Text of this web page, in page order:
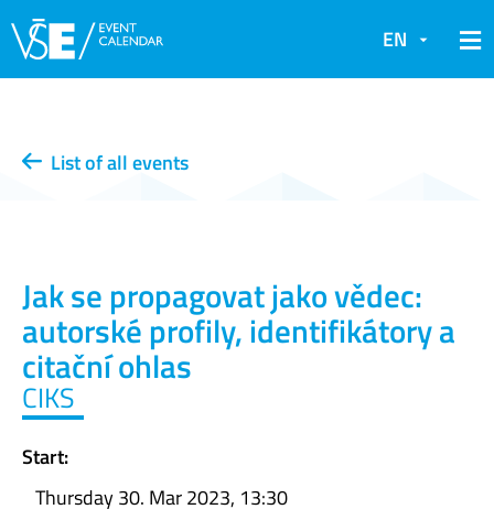
EN
List of all events
Jak se propagovat jako vědec:
autorské profily, identifikátory a
citační ohlas
CIKS
Start:
Thursday 30. Mar 2023, 13:30